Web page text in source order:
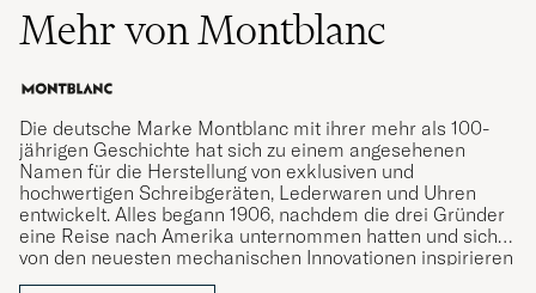
Mehr von Montblanc
Die deutsche Marke Montblanc mit ihrer mehr als 100-
jährigen Geschichte hat sich zu einem angesehenen
Namen für die Herstellung von exklusiven und
hochwertigen Schreibgeräten, Lederwaren und Uhren
entwickelt. Alles begann 1906, nachdem die drei Gründer
eine Reise nach Amerika unternommen hatten und sich
von den neuesten mechanischen Innovationen inspirieren
ließen. Zurück in Hamburg starteten sie ihre Marke, die